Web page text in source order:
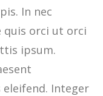
In nec
quis orci ut orci
ipsum.
Integer